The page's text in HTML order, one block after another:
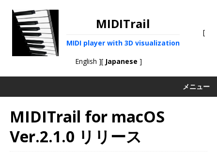
MIDITrail
MIDI player with 3D visualization
[
English ][ Japanese ]
メニュー
MIDITrail for macOS
Ver.2.1.0 リリース